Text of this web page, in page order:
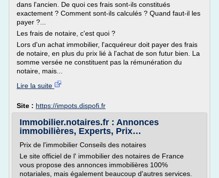
dans l'ancien. De quoi ces frais sont-ils constitués
exactement ? Comment sont-ils calculés ? Quand faut-il les
payer ?...
Les frais de notaire, c'est quoi ?
Lors d'un achat immobilier, l'acquéreur doit payer des frais
de notaire, en plus du prix lié à l'achat de son futur bien. La
somme versée ne constituent pas la rémunération du
notaire, mais...
Lire la suite
Site : https://impots.dispofi.fr
Immobilier.notaires.fr : Annonces
immobilières, Experts, Prix…
Prix de l'immobilier Conseils des notaires
Le site officiel de l' immobilier des notaires de France
vous propose des annonces immobilières 100%
notariales, mais également beaucoup d'autres services.